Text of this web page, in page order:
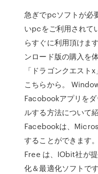
急ぎでpcソフトが必
いpcをご利用されて
らすぐに利用頂けま
ンロード版の購入を
「ドラゴンクエスト
こちらから。
Facobookアプリを
ルする方法について
Facebookは、
することができます
Free は、IObit社が
化＆最適化ソフトで